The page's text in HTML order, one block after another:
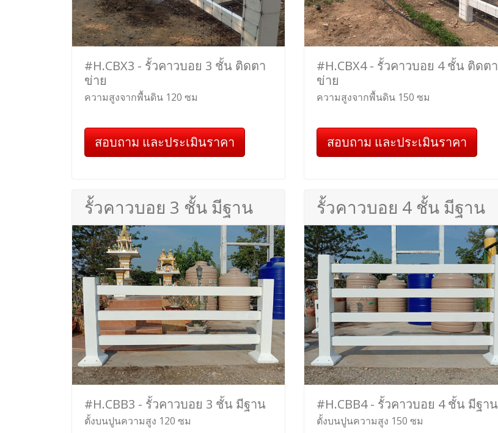
#H.CBX3 - รั้วคาวบอย 3 ชั้น ติดตา
ข่าย
ความสูงจากพื้นดิน 120 ซม
สอบถาม และประเมินราคา
#H.CBX4 - รั้วคาวบอย 4 ชั้น ติดตา
ข่าย
ความสูงจากพื้นดิน 150 ซม
สอบถาม และประเมินราคา
รั้วคาวบอย 3 ชั้น มีฐาน
#H.CBB3 - รั้วคาวบอย 3 ชั้น มีฐาน
ตั้งบนปูนความสูง 120 ซม
รั้วคาวบอย 4 ชั้น มีฐาน
#H.CBB4 - รั้วคาวบอย 4 ชั้น มีฐาน
ตั้งบนปูนความสูง 150 ซม